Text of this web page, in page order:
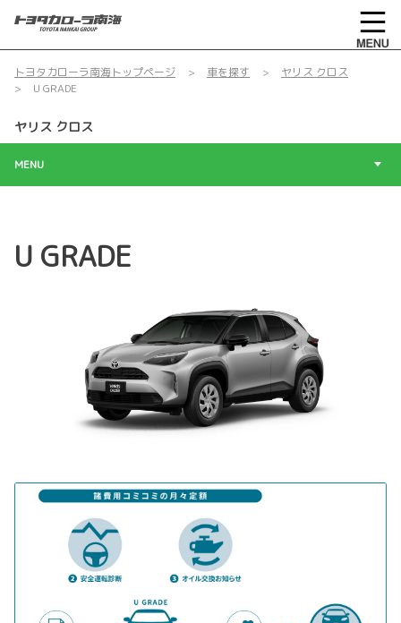
トヨタカローラ南海トップページ 車を探す
ヤリス クロス
U GRADE
ヤリス クロス
MENU
U GRADE